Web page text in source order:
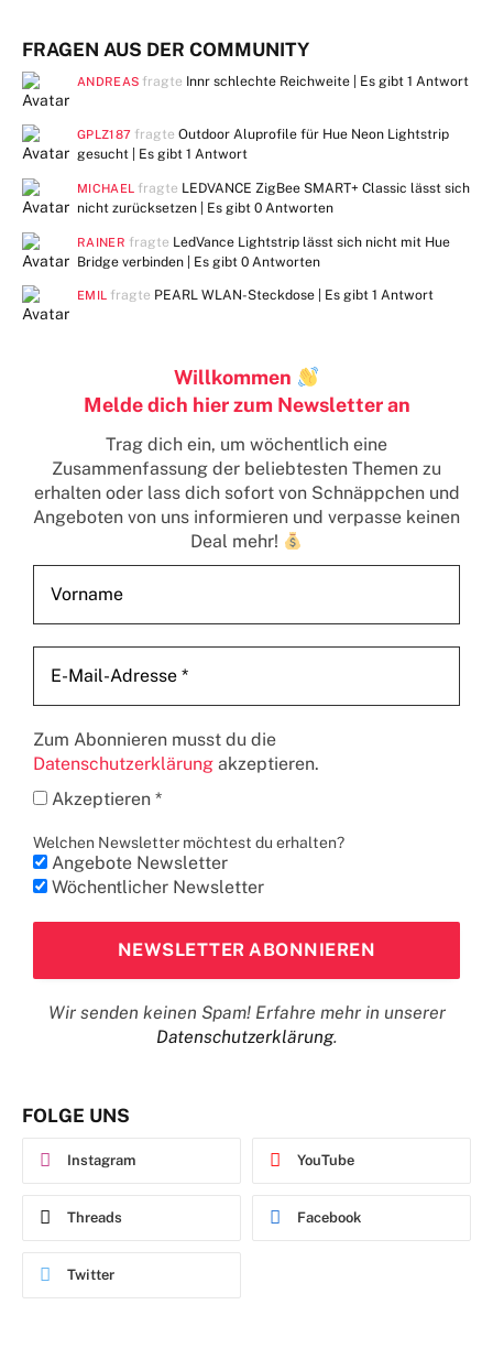
FRAGEN AUS DER COMMUNITY
ANDREAS fragte Innr schlechte Reichweite | Es gibt1 Antwort
GPLZ187 fragteOutdoor Aluprofile für Hue Neon Lightstrip
gesucht | Es gibt 1 Antwort
MICHAEL fragte LEDVANCE ZigBee SMART+ Classic lässt sich
nicht zurücksetzen | Es gibt 0 Antworten
RAINER fragte LedVance Lightstrip lässt sich nicht mit Hue
Bridge verbinden | Es gibt 0 Antworten
EMIL fragte PEARL WLAN-Steckdose | Es gibt1 Antwort
Willkommen
Melde dich hier zum Newsletter an
Trag dich ein, um wöchentlich eine
Zusammenfassung der beliebtesten Themen zu
erhaltenoder lass dich sofort von Schnäppchen und
Angeboten von uns informieren und verpasse keinen
Deal mehr!
Zum Abonnieren musst du die
Datenschutzerklärung akzeptieren.
Akzeptieren *
Welchen Newsletter möchtest du erhalten?
Angebote Newsletter
Wöchentlicher Newsletter
Wir senden keinen Spam! Erfahre mehr in unserer
Datenschutzerklärung.
FOLGE UNS
Instagram YouTube
Threads Facebook
Twitter